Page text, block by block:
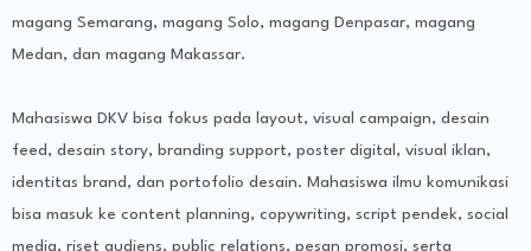
magang Semarang, magang Solo, magang Denpasar, magang
Medan, dan magang Makassar.
Mahasiswa DKV bisa fokus pada layout, visual campaign, desain
feed, desain story, branding support, poster digital, visual iklan,
identitas brand, dan portofolio desain. Mahasiswa ilmu komunikasi
bisa masuk ke content planning, copywriting, script pendek, social
media, riset audiens, public relations, pesan promosi, serta